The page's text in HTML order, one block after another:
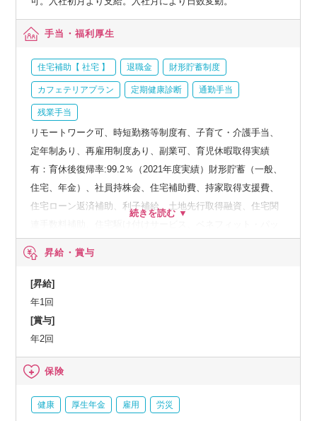
手当・福利厚生
住宅補助【 社宅 】 退職金 財形貯蓄制度
カフェテリアプラン 定期健康診断 通勤手当
残業手当
リモートワーク可、時短勤務等制度有、子育て・介護手当、
定年制あり、再雇用制度あり、副業可、育児休暇取得実績
有：育休後復帰率:99.2％（2021年度実績）財形貯蓄（一般、
住宅、年金）、社員持株会、住宅補助費、持家取得支援費、
住宅ローン返済補助、利子補給、土地先行取得融資、住宅関
介護支援サービス、結婚祝い金、弔慰料、災害見舞金など、
社員食堂、企業年金（企業年金基金、確定拠出年金）、電気
通信共済会(個人年金、遺児育英基金)
昇給・賞与
[昇給]
年1回
[賞与]
年2回
保険
健康 厚生年金 雇用 労災